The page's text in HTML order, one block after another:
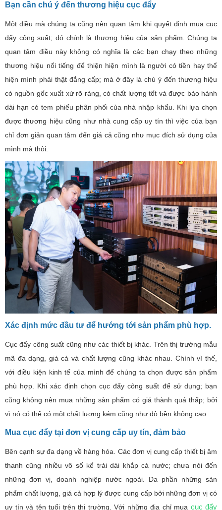
Bạn cần chú ý đến thương hiệu cục đẩy
Một điều mà chúng ta cũng nên quan tâm khi quyết định mua cục
đẩy công suất; đó chính là thương hiệu của sản phẩm. Chúng ta
quan tâm điều này không có nghĩa là các bạn chạy theo những
thương hiệu nổi tiếng để thiện hiện mình là người có tiền hay thể
hiện mình phải thật đẳng cấp; mà ở đây là chú ý đến thương hiệu
có nguồn gốc xuất xứ rõ ràng, có chất lượng tốt và được bảo hành
dài hạn có tem phiếu phân phối của nhà nhập khẩu. Khi lựa chọn
được thương hiệu cũng như nhà cung cấp uy tín thì việc của bạn
chỉ đơn giản quan tâm đến giá cả cũng như mục đích sử dụng của
mình mà thôi.
Xác định mức đầu tư để hướng tới sản phẩm phù hợp.
Cục đẩy công suất cũng như các thiết bị khác. Trên thị trường mẫu
mã đa dạng, giá cả và chất lượng cũng khác nhau. Chính vì thế,
với điều kiện kinh tế của mình để chúng ta chọn được sản phẩm
phù hợp. Khi xác định chọn cục đẩy công suất để sử dụng; bạn
cũng không nên mua những sản phẩm có giá thành quá thấp; bởi
vì nó có thể có một chất lượng kém cũng như độ bền không cao.
Mua cục đẩy tại đơn vị cung cấp uy tín, đảm bảo
Bên cạnh sự đa dạng về hàng hóa. Các đơn vị cung cấp thiết bị âm
thanh cũng nhiều vô số kể trải dài khắp cả nước; chưa nói đến
những đơn vị, doanh nghiệp nước ngoài. Đa phần những sản
phẩm chất lượng, giá cả hợp lý được cung cấp bởi những đơn vị có
uy tín và tên tuổi trên thị trường. Với những địa chỉ mua cục đẩy